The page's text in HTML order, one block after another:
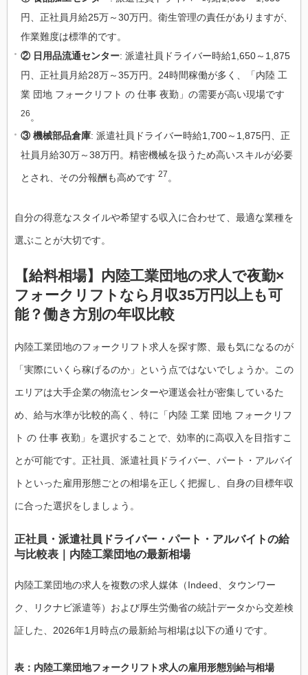
円、正社員月給25万～30万円。衛生管理の責任がありますが、
作業難度は標準的です。
② 日用品流通センター: 派遣社員ドライバー時給1,650～1,875
円、正社員月給28万～35万円。24時間稼働が多く、「内陸 工
業 団地 フォークリフト の 仕事 夜勤」の需要が高い現場です
26 。
③ 機械部品倉庫: 派遣社員ドライバー時給1,700～1,875円、正
社員月給30万～38万円。精密機械を扱うため高いスキルが必要
とされ、その分報酬も高めです 27 。
自分の得意なスタイルや希望する収入に合わせて、最適な業種を
選ぶことが大切です。
【給料相場】内陸工業団地の求人で夜勤×
フォークリフトなら月収35万円以上も可
能？働き方別の年収比較
内陸工業団地のフォークリフト求人を探す際、最も気になるのが
「実際にいくら稼げるのか」という点ではないでしょうか。この
エリアは大手企業の物流センターや運送会社が密集しているた
め、給与水準が比較的高く、特に「内陸 工業 団地 フォークリフ
ト の 仕事 夜勤」を選択することで、効率的に高収入を目指すこ
とが可能です。正社員、派遣社員ドライバー、パート・アルバイ
トといった雇用形態ごとの相場を正しく把握し、自身の目標年収
に合った選択をしましょう。
正社員・派遣社員ドライバー・パート・アルバイトの給
与比較表｜内陸工業団地の最新相場
内陸工業団地の求人を複数の求人媒体（Indeed、タウンワー
ク、リクナビ派遣等）および厚生労働省の統計データから交差検
証した、2026年1月時点の最新給与相場は以下の通りです。
表：内陸工業団地フォークリフト求人の雇用形態別給与相場